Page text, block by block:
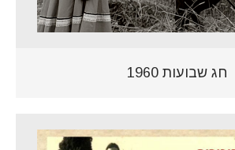
חג שבועות 1960